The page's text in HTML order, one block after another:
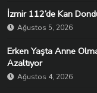
İzmir 112’de Kan
Ağustos 5, 2026
Erken Yaşta Anne
Azaltıyor
Ağustos 4, 2026